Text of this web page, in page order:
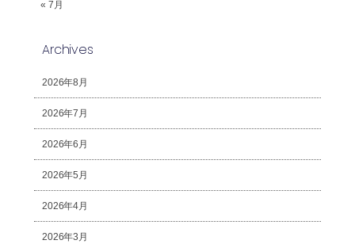
« 7月
Archives
2026年8月
2026年7月
2026年6月
2026年5月
2026年4月
2026年3月